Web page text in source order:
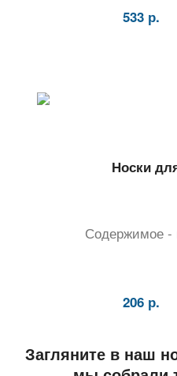
533 р.
Носки
Содержимое -
206 р.
Загляните в наш